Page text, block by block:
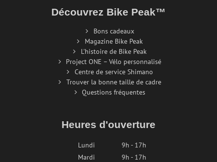
Découvrez Bike Peak™
Bons cadeaux
Magazine Bike Peak
L'histoire de Bike Peak
Project ONE – Vélo personnalisé
Centre de service Shimano
Trouver la bonne taille de cadre
Questions fréquentes
Heures d'ouverture
Lundi
9h - 17h
Mardi
9h - 17h